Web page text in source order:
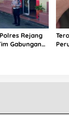
Rejang
Gabungan